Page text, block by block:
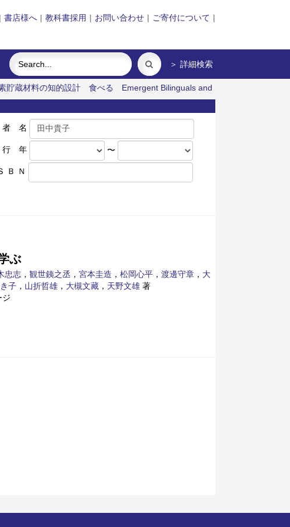
| 書店様へ | 教科書採用 | お問い合わせ | ご寄付について |
＞ 詳細検索
貯蔵材料の知的設計 食べる
Emergent Bilinguals and
名
年 〜
Ｂ Ｎ
ぶ
忠志 ， 観世銕之丞 ， 宮本圭造 ， 松岡心平 ， 渡邊守章 ， 大
子 ， 山折哲雄 ， 大槻文藏 ， 天野文雄 著